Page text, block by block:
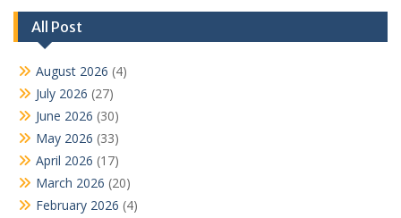
All Post
August 2026 (4)
July 2026 (27)
June 2026 (30)
May 2026 (33)
April 2026 (17)
March 2026 (20)
February 2026 (4)